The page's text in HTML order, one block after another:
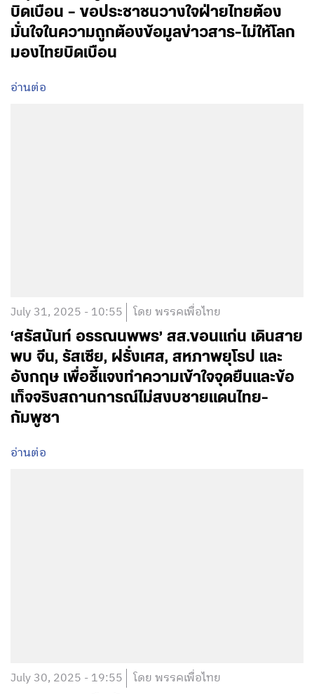
บิดเบือน – ขอประชาชนวางใจฝ่ายไทยต้อง
มั่นใจในความถูกต้องข้อมูลข่าวสาร-ไม่ให้โลก
มองไทยบิดเบือน
อ่านต่อ
July 31, 2025 - 10:55 โดย พรรคเพื่อไทย
‘สรัสนันท์ อรรณนพพร’ สส.ขอนแก่น เดินสาย
พบ จีน, รัสเซีย, ฝรั่งเศส, สหภาพยุโรป และ
อังกฤษ เพื่อชี้แจงทำความเข้าใจจุดยืนและข้อ
เท็จจริงสถานการณ์ไม่สงบชายแดนไทย-
กัมพูชา
อ่านต่อ
July 30, 2025 - 19:55 โดย พรรคเพื่อไทย